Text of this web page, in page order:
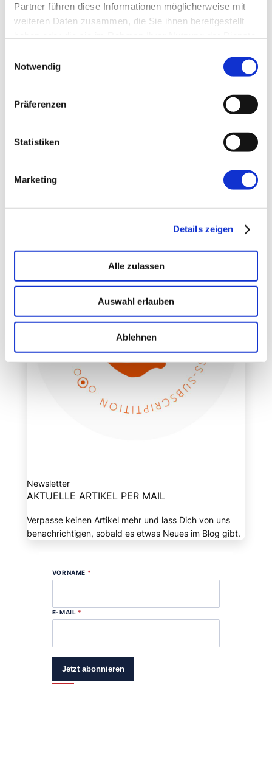
Partner führen diese Informationen möglicherweise mit
weiteren Daten zusammen, die Sie ihnen bereitgestellt
Notwendig
Präferenzen
Statistiken
Marketing
Details zeigen
Alle zulassen
Auswahl erlauben
Ablehnen
Website
Meetup-Interview: Einführung
in SwiftUI & Combine
Newsletter
AKTUELLE ARTIKEL PER MAIL
Verpasse keinen Artikel mehr und lass Dich von uns
benachrichtigen, sobald es etwas Neues im Blog gibt.
VORNAME *
E-MAIL *
Jetzt abonnieren